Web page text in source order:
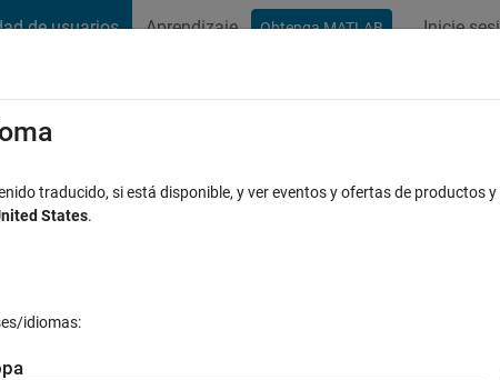
de usuarios Aprendizaje Obtenga MATLAB Inicie
?
traducido, si está disponible, y ver eventos y ofertas de productos
States.
idiomas: